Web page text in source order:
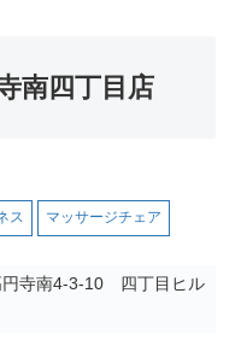
南四丁目店
ス マッサージチェア
円寺南4-3-10 四丁目ヒル